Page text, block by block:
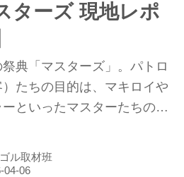
ターズ 現地レポ
祭典「マスターズ」。パトロ
）たちの目的は、マキロイや
ーといったマスターたちの勇
ョナルGCの敷地内には、も
戦場”が存在します。それ
ル取材班